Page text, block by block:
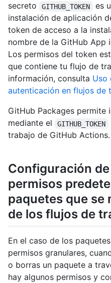
secreto
GITHUB_TOKEN
es
instalación de aplicación
token de acceso a la
nombre de la GitHub App
Los permisos del token
que contiene tu flujo de
información, consulta Uso
autenticación en flujos de
GitHub Packages permite
mediante el
GITHUB_TOKEN
trabajo de GitHub Actions.
Configuración
permisos
paquetes que se
de los flujos de
En el caso de los
permisos granulares,
o borras un paquete a
hay algunos permisos y